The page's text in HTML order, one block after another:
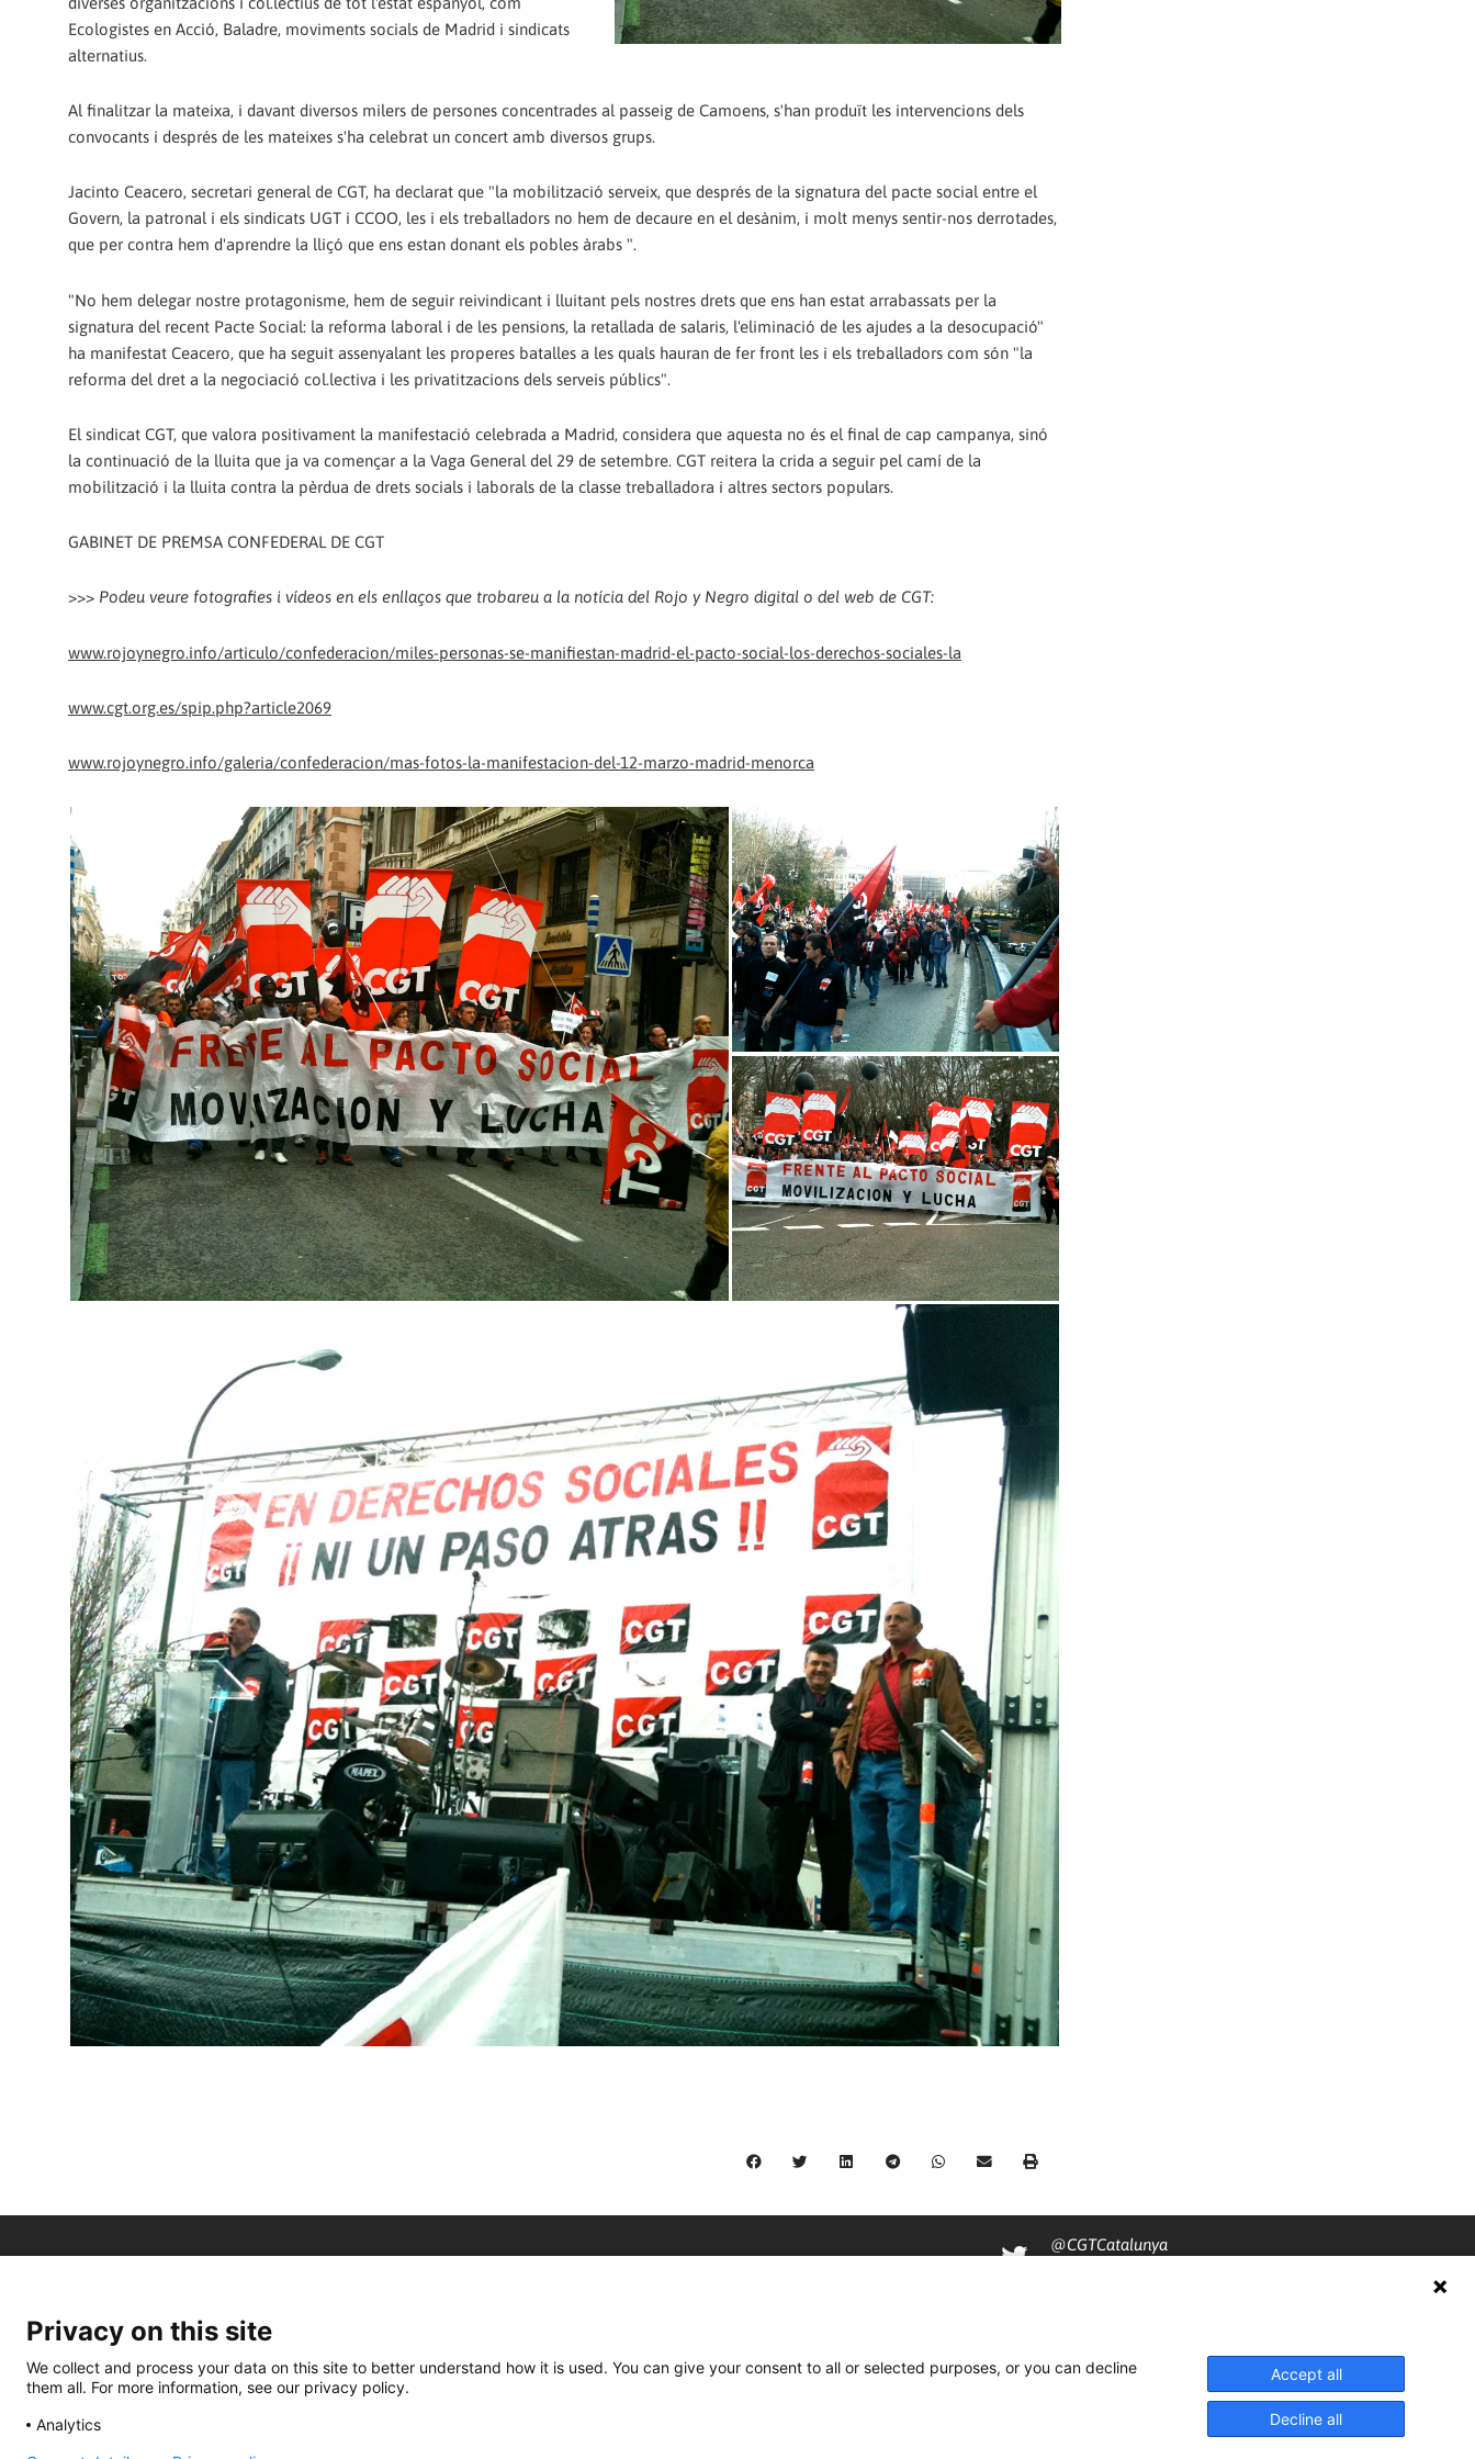
Ecologistes en Acció, Baladre, moviments socials de Madrid i sindicats
alternatius.
Al finalitzar la mateixa, i davant diversos milers de persones concentrades al passeig de Camoens, s'han produït les intervencions dels
convocants i després de les mateixes s'ha celebrat un concert amb diversos grups.
Jacinto Ceacero, secretari general de CGT, ha declarat que "la mobilització serveix, que després de la signatura del pacte social entre el
Govern, la patronal i els sindicats UGT i CCOO, les i els treballadors no hem de decaure en el desànim, i molt menys sentir-nos derrotades,
que per contra hem d'aprendre la lliçó que ens estan donant els pobles àrabs ".
"No hem delegar nostre protagonisme, hem de seguir reivindicant i lluitant pels nostres drets que ens han estat arrabassats per la
signatura del recent Pacte Social: la reforma laboral i de les pensions, la retallada de salaris, l'eliminació de les ajudes a la desocupació"
ha manifestat Ceacero, que ha seguit assenyalant les properes batalles a les quals hauran de fer front les i els treballadors com són "la
reforma del dret a la negociació col.lectiva i les privatitzacions dels serveis públics".
El sindicat CGT, que valora positivament la manifestació celebrada a Madrid, considera que aquesta no és el final de cap campanya, sinó
la continuació de la lluita que ja va començar a la Vaga General del 29 de setembre. CGT reitera la crida a seguir pel camí de la
mobilització i la lluita contra la pèrdua de drets socials i laborals de la classe treballadora i altres sectors populars.
GABINET DE PREMSA CONFEDERAL DE CGT
>>> Podeu veure fotografies i vídeos en els enllaços que trobareu a la notícia del Rojo y Negro digital o del web de CGT:
www.rojoynegro.info/articulo/confederacion/miles-personas-se-manifiestan-madrid-el-pacto-social-los-derechos-sociales-la
www.cgt.org.es/spip.php?article2069
www.rojoynegro.info/galeria/confederacion/mas-fotos-la-manifestacion-del-12-marzo-madrid-menorca
@CGTCatalunya
cgtcatalunya
Privacy on this site
We collect and process your data on this site to better understand how it is used. You can give your consent to all or selected purposes, or you can decline
them all. For more information, see our privacy policy.
Analytics
Accept all
Decline all